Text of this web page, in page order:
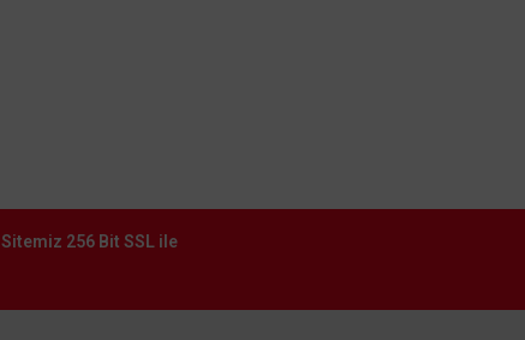
Sitemiz 256 Bit SSL ile